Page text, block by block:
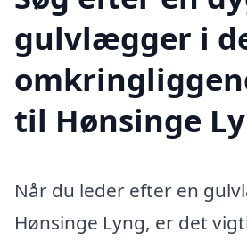
gulvlægger i
til Hønsinge
Når du leder efter en
Hønsinge Lyng, er det